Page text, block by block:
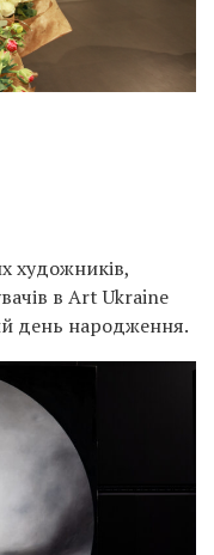
художників,
в Art Ukraine
день народження.